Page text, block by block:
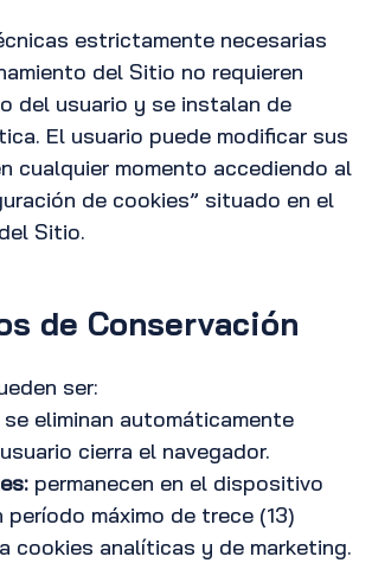
estrictamente necesarias
del Sitio no requieren
del usuario y se instalan de
El usuario puede modificar sus
cualquier momento accediendo al
de cookies” situado en el
Sitio.
de Conservación
ser:
se eliminan automáticamente
cierra el navegador.
permanecen en el dispositivo
período máximo de trece (13)
cookies analíticas y de marketing.